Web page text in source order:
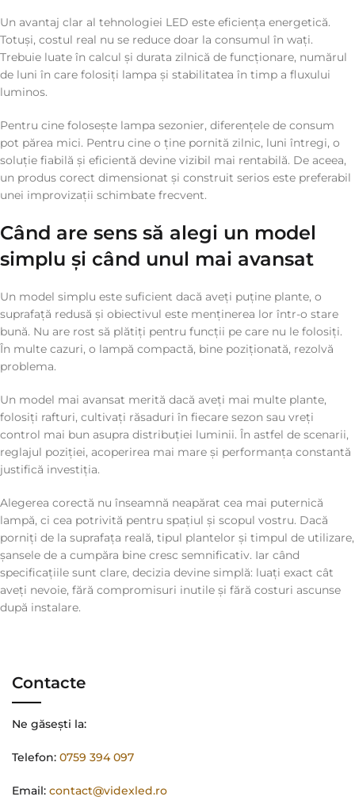
Un avantaj clar al tehnologiei LED este eficiența energetică.
Totuși, costul real nu se reduce doar la consumul în wați.
Trebuie luate în calcul și durata zilnică de funcționare, numărul
de luni în care folosiți lampa și stabilitatea în timp a fluxului
luminos.
Pentru cine folosește lampa sezonier, diferențele de consum
pot părea mici. Pentru cine o ține pornită zilnic, luni întregi, o
soluție fiabilă și eficientă devine vizibil mai rentabilă. De aceea,
un produs corect dimensionat și construit serios este preferabil
unei improvizații schimbate frecvent.
Când are sens să alegi un model
simplu și când unul mai avansat
Un model simplu este suficient dacă aveți puține plante, o
suprafață redusă și obiectivul este menținerea lor într-o stare
bună. Nu are rost să plătiți pentru funcții pe care nu le folosiți.
În multe cazuri, o lampă compactă, bine poziționată, rezolvă
problema.
Un model mai avansat merită dacă aveți mai multe plante,
folosiți rafturi, cultivați răsaduri în fiecare sezon sau vreți
control mai bun asupra distribuției luminii. În astfel de scenarii,
reglajul poziției, acoperirea mai mare și performanța constantă
justifică investiția.
Alegerea corectă nu înseamnă neapărat cea mai puternică
lampă, ci cea potrivită pentru spațiul și scopul vostru. Dacă
porniți de la suprafața reală, tipul plantelor și timpul de utilizare,
șansele de a cumpăra bine cresc semnificativ. Iar când
specificațiile sunt clare, decizia devine simplă: luați exact cât
aveți nevoie, fără compromisuri inutile și fără costuri ascunse
după instalare.
Contacte
Ne găsești la:
Telefon: 0759 394 097
Email: contact@videxled.ro